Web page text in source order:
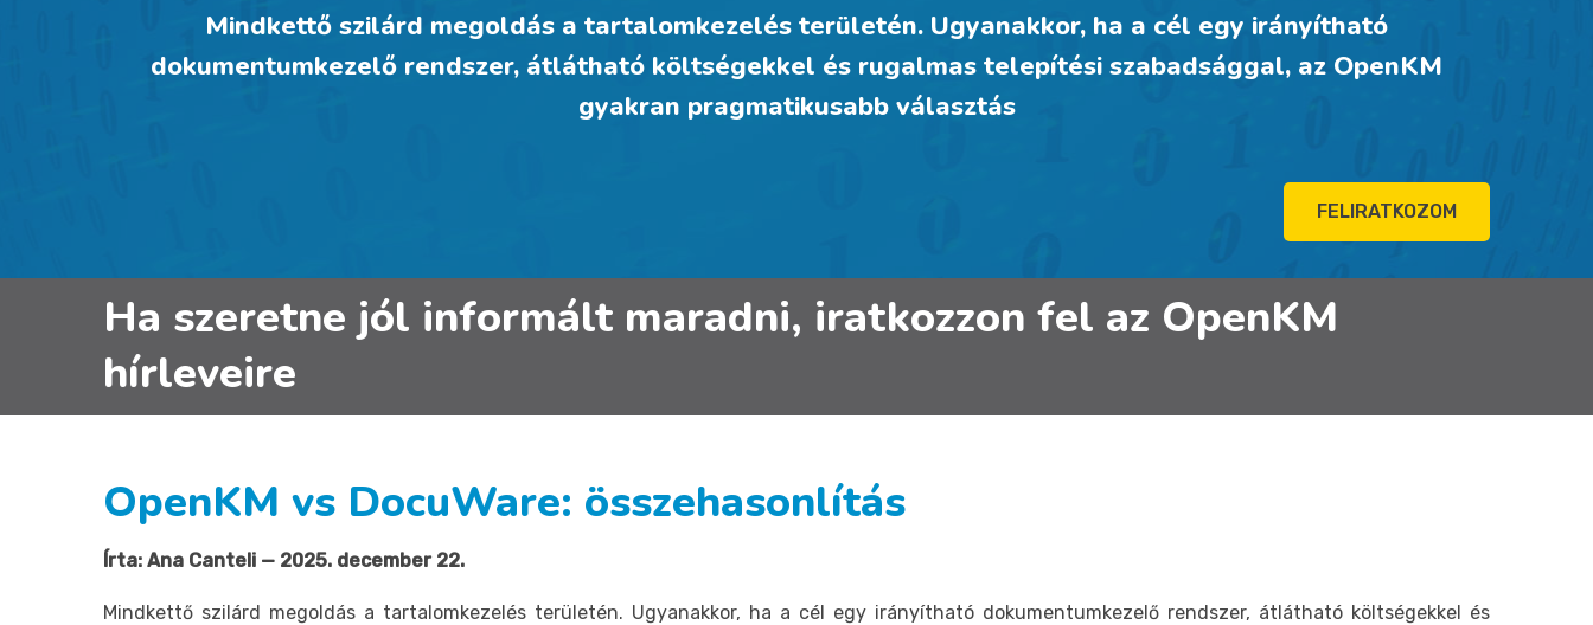
Mindkettő szilárd megoldás a tartalomkezelés területén. Ugyanakkor, ha a cél egy irányítható
dokumentumkezelő rendszer, átlátható költségekkel és rugalmas telepítési szabadsággal, az OpenKM
gyakran pragmatikusabb választás
FELIRATKOZOM
Ha szeretne jól informált maradni, iratkozzon fel az OpenKM
hírleveire
OpenKM vs DocuWare: összehasonlítás
Írta: Ana Canteli — 2025. december 22.
Mindkettő szilárd megoldás a tartalomkezelés területén. Ugyanakkor, ha a cél egy irányítható dokumentumkezelő rendszer, átlátható költségekkel és